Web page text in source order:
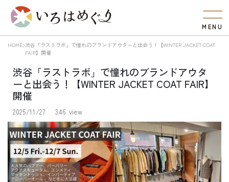
M EN U
HOME 渋谷「ラストラボ」で憧れのブランドアウターと出会う！【WINTER JACKET COAT
FAIR】開催
渋谷「ラストラボ」で憧れのブランドアウタ
ーと出会う！【WINTER JACKET COAT FAIR】
開催
2025/11/27 346 view